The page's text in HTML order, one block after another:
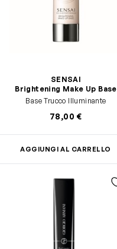
SENSAI
Brightening Make Up Base
Base Trucco Illuminante
78,00 €
AGGIUNGI AL CARRELLO